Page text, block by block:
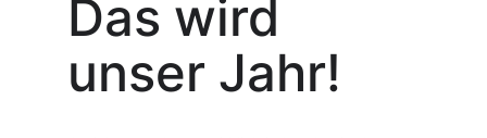
Das wird
unser Jahr!